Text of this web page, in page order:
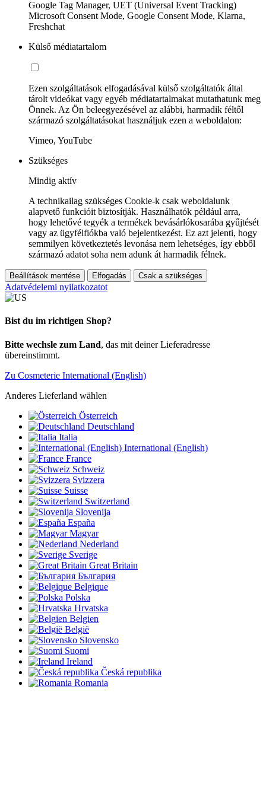
Google Tag Manager, UET (Universal Event Tracking)
Microsoft Consent Mode, Google Consent Mode, Klarna,
Freshchat
Külső médiatartalom
Ezen szolgáltatások elfogadásával külső szolgáltatók által
tárolt videókat vagy egyéb médiatartalmakat mutathatunk meg
Önnek. Az Ön beleegyezésével az alábbi, harmadik féltől
származó szolgáltatásokat használjuk ezen a weboldalon:
Vimeo, YouTube
Szükséges
Mindig aktív
A technikailag szükséges Cookie-k csak weboldalunk
alapvető funkcióit biztosítják. Használhatók például arra,
hogy lehetővé tegyék a termékek bevásárlókosarába gyűjtését
vagy az ügyfélfiókba való bejelentkezést. Ez azt jelenti, hogy
semmilyen következtetés levonása nem lehetséges, így ebből
származó adatot soha nem adunk át harmadik félnek.
Beállítások mentése Elfogadás Csak a szükséges
Adatvédelemi nyilatkozatot
Bist du im richtigen Shop?
Bitte wechsle zum Land, das mit deiner Lieferadresse
übereinstimmt.
Zu Cosmeterie International (English)
Anderes Lieferland wählen
Österreich
Deutschland
Italia
International (English)
France
Schweiz
Svizzera
Suisse
Switzerland
Slovenija
España
Magyar
Nederland
Sverige
Great Britain
България
Belgique
Polska
Hrvatska
Belgien
België
Slovensko
Suomi
Ireland
Česká republika
Romania